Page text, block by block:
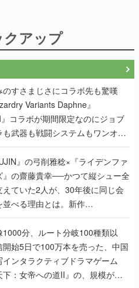
クアップ
のすさまじさにコラボ先も驚嘆
Variants Daphne』
コラボが期間限定なのにジョブ
も武器も戦闘システムもワンオフ
まれた理由を両ディレクターに聞
』の弓削雅稔×『ライデンファ
』の齋藤貴幸──かつて縦シュー全
えていた2人が、30年後に同じ会
並べる理由とは。新作
EXTREME』で初タッグを組
ェンド2人に訊く開発秘話
1000分、ルート分岐100種類以
開始5日で100万本を売った、中国
インタラクティブドラマゲーム
下：女帝への道II』の、規模が違